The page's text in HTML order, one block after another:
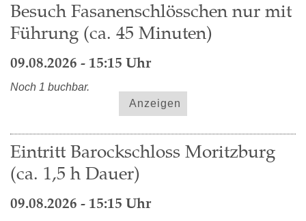
Besuch Fasanenschlösschen nur mit
Führung (ca. 45 Minuten)
09.08.2026 - 15:15 Uhr
Noch 1 buchbar.
Anzeigen
Eintritt Barockschloss Moritzburg
(ca. 1,5 h Dauer)
09.08.2026 - 15:15 Uhr